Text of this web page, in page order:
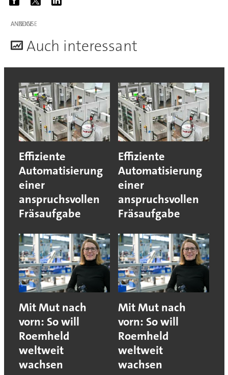
ANZEIGE
Auch interessant
Effiziente
Automatisierung
einer
anspruchsvollen
Fräsaufgabe
Effiziente
Automatisierung
einer
anspruchsvollen
Fräsaufgabe
Mit Mut nach
vorn: So will
Roemheld
weltweit
wachsen
Mit Mut nach
vorn: So will
Roemheld
weltweit
wachsen